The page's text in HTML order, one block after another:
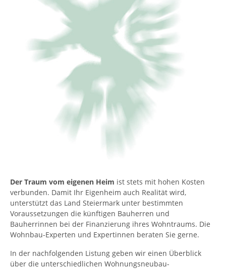
Der Traum vom eigenen Heim ist stets mit hohen Kosten
verbunden. Damit Ihr Eigenheim auch Realität wird,
unterstützt das Land Steiermark unter bestimmten
Voraussetzungen die künftigen Bauherren und
Bauherrinnen bei der Finanzierung ihres Wohntraums. Die
Wohnbau-Experten und Expertinnen beraten Sie gerne.
In der nachfolgenden Listung geben wir einen Überblick
über die unterschiedlichen Wohnungsneubau-